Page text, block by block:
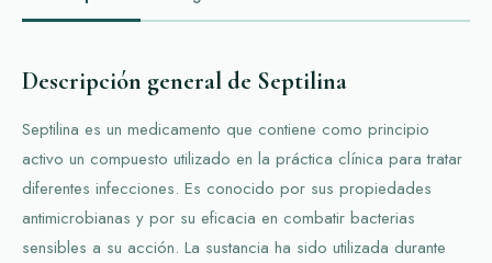
Descripción general de Septilina
Septilina es un medicamento que contiene como principio
activo un compuesto utilizado en la práctica clínica para tratar
diferentes infecciones. Es conocido por sus propiedades
antimicrobianas y por su eficacia en combatir bacterias
sensibles a su acción. La sustancia ha sido utilizada durante